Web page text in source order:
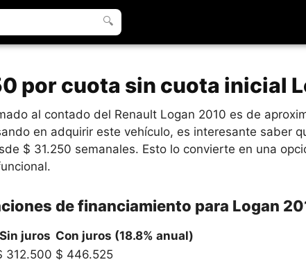
🔍
por cuota sin cuota inicial
al contado del Renault Logan 2010 es de
en adquirir este vehículo, es interesante saber
$ 31.250 semanales. Esto lo convierte en una
de financiamiento para Logan
Sin juros Con juros (18.8% anual)
312.500 $ 446.525